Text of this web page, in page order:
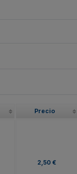
Precio
2,50 €